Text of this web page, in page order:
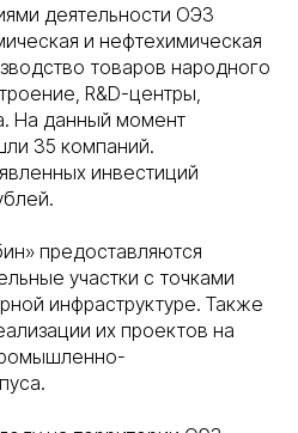
деятельности ОЭЗ
и нефтехимическая
товаров народного
R&D-центры,
На данный момент
35 компаний.
инвестиций
предоставляются
участки с точками
инфраструктуре. Также
их проектов на